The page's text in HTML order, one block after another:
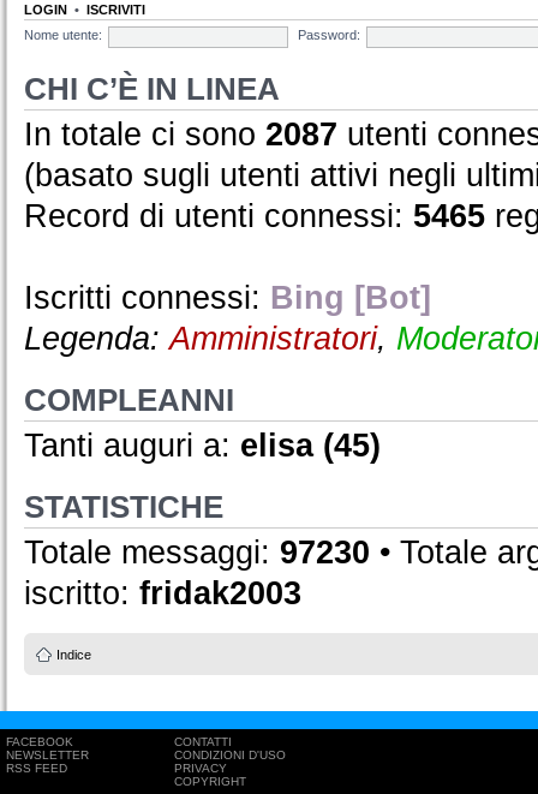
LOGIN • ISCRIVITI
Nome utente:
Password:
CHI C’È IN LINEA
In totale ci sono 2087 utenti
(basato sugli utenti attivi negli
Record di utenti connessi: 5465
Iscritti connessi: Bing [Bot]
Legenda:Amministratori,
COMPLEANNI
Tanti auguri a: elisa(45)
STATISTICHE
Totale messaggi: 97230 • Totale
iscritto: fridak2003
Indice
FACEBOOK
NEWSLETTER
RSS FEED
CONTATTI
CONDIZIONI D'USO
PRIVACY
COPYRIGHT